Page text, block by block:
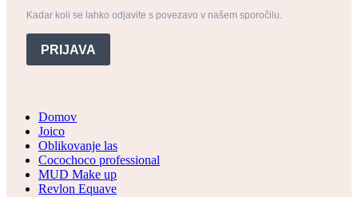
Kadar koli se lahko odjavite s povezavo v našem sporočilu.
PRIJAVA
Domov
Joico
Oblikovanje las
Cocochoco professional
MUD Make up
Revlon Equave